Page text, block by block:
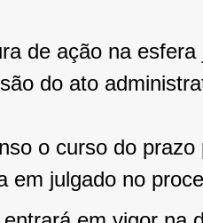
de ação na
do ato
o curso do
em julgado no